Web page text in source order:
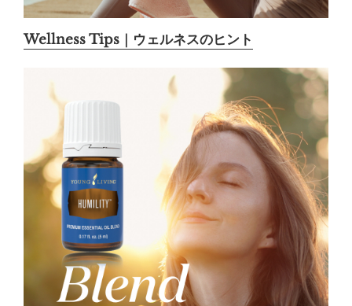
Wellness Tips｜ウェルネスのヒント